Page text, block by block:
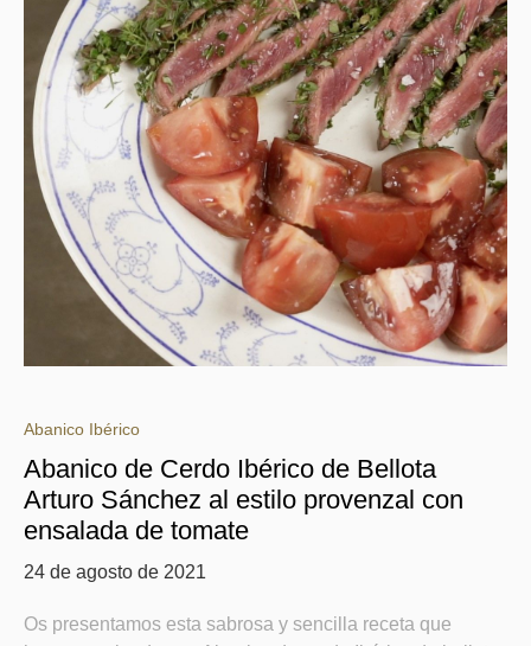
Abanico Ibérico
Abanico de Cerdo Ibérico de Bellota
Arturo Sánchez al estilo provenzal con
ensalada de tomate
24 de agosto de 2021
Os presentamos esta sabrosa y sencilla receta que